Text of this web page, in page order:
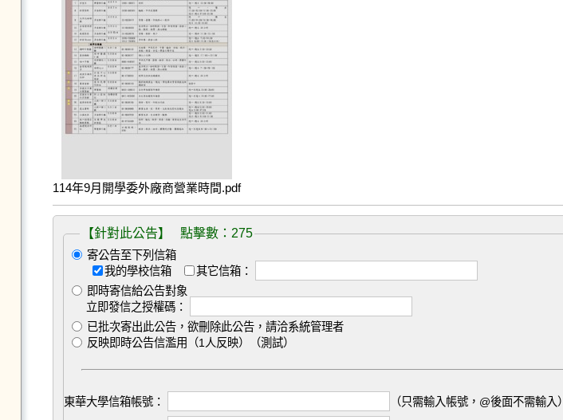
114年9月開學委外廠商營業時間.pdf
【針對此公告】 點擊數：275
寄公告至下列信箱
我的學校信箱
其它信箱：
即時寄信給公告對象
立即發信之授權碼：
已批次寄出此公告，欲刪除此公告，請洽系統管理者
反映即時公告信濫用（1人反映）（測試）
東華大學信箱帳號： （只需輸入帳號，@後面不需輸入）